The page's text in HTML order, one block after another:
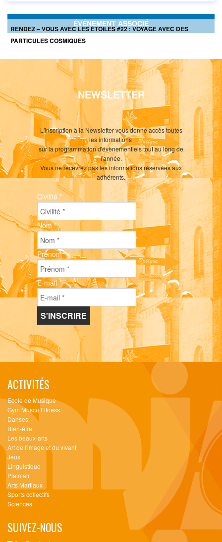
ÉVÉNEMENT ASSOCIÉ
RENDEZ – VOUS AVEC LES ÉTOILES #22 : VOYAGE AVEC DES
PARTICULES COSMIQUES
NEWSLETTER
L'inscription à la Newsletter vous donne accès toutes
les informations
sur la programmation d'évènementiels tout au long de
l'année.
Vous ne recevrez pas les informations réservées aux
adhérents.
Civilité *
Nom*
Prénom*
E-mail*
ACTIVITÉS
Ecole de Musique
Gym Muscu Fitness
Danses
Bien-être
Les beaux-arts
Art de l'image et du vivant
Jeux
Linguistique
Plein air
Arts Martiaux
Sports collectifs
Sciences
SUIVEZ-NOUS